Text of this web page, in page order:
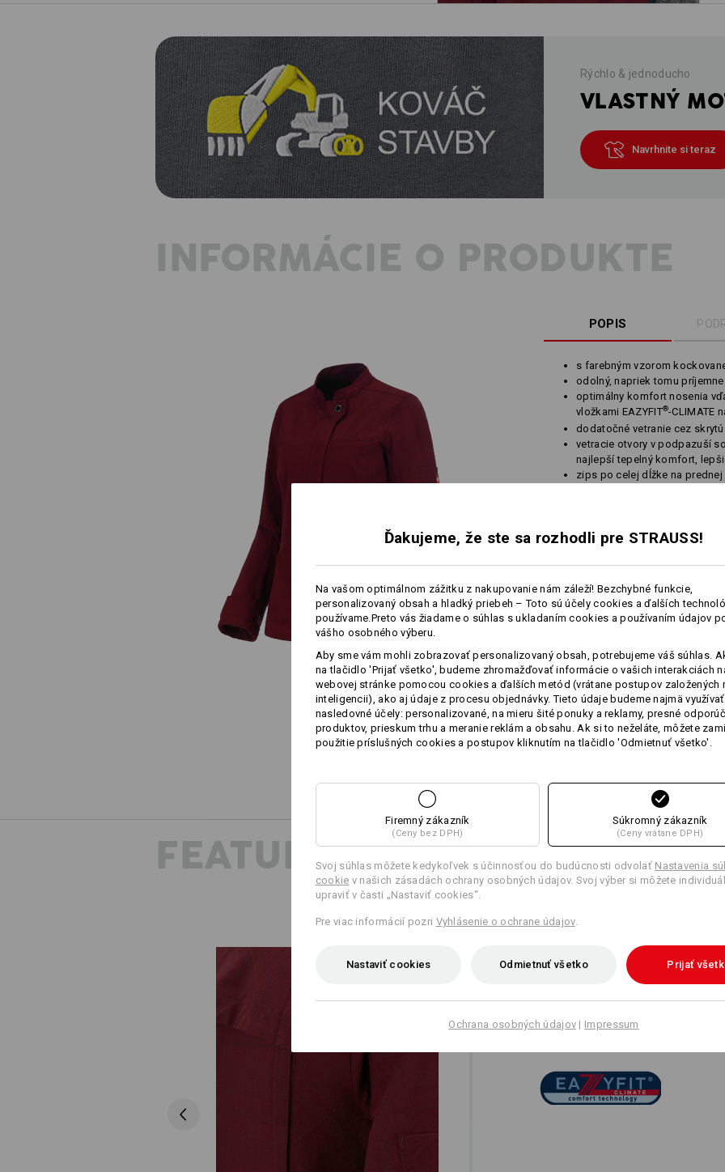
Rýchlo & jednoducho
VLASTNÝ
Navrhnite si teraz
INFORMÁCIE O PRODUKTE
POPIS
s farebným vzorom
odolný, napriek tomu
optimálny komfort nosenia
vložkami EAZYFIT®-CLIMATE
dodatočné vetranie cez
vetracie otvory v podpazuší
najlepší tepelný komfort,
zips po celej dĺžke na prednej
ľahké zloženie manžiet,
náprsné vrecko na suchý
Vrchný materiál 75% Bavlna / 23%
(cca. 230 g/m²)
Návod na starostlivosť o výrobok:
Sušte v sušičke
Chemické čistenie povolené
Prispôsobenie:
Vytvoriť podľa seba
viac
FEATURES
JEDNO POUŽITIE – DVE
Dvojitá výhoda pre chrbát a ramená:
poskytnú flexibilitu pri každom
pocit sviežosti. Dôležité miesta sa
Ďakujeme, že ste sa rozhodli pre STRAUSS!
Na vašom optimálnom zážitku z nakupovanie nám záleží! Bezchybné funkcie,
personalizovaný obsah a hladký priebeh – Toto sú účely cookies a ďalších
používame.Preto vás žiadame o súhlas s ukladaním cookies a používaním údajov
vášho osobného výberu.
Aby sme vám mohli zobrazovať personalizovaný obsah, potrebujeme váš súhlas.
na tlačidlo 'Prijať všetko', budeme zhromažďovať informácie o vašich interakciách
webovej stránke pomocou cookies a ďalších metód (vrátane postupov založených
inteligencii), ako aj údaje z procesu objednávky. Tieto údaje budeme najmä využívať
nasledovné účely: personalizované, na mieru šité ponuky a reklamy, presné
produktov, prieskum trhu a meranie reklám a obsahu. Ak si to neželáte, môžete
použitie príslušných cookies a postupov kliknutím na tlačidlo 'Odmietnuť všetko'.
Firemný zákazník
(Ceny bez DPH)
Súkromný zákazník
(Ceny vrátane DPH)
Svoj súhlas môžete kedykoľvek s účinnosťou do budúcnosti odvolať Nastavenia
cookie v našich zásadách ochrany osobných údajov. Svoj výber si môžete
upraviť v časti „Nastaviť cookies“.
Pre viac informácií pozri Vyhlásenie o ochrane údajov.
Nastaviť cookies Odmietnuť všetko Prijať
Ochrana osobných údajov | Impressum